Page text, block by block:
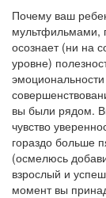
Почему ваш
мультфильмами,
осознает (ни на
уровне)
вы были рядом.
чувство
гораздо больше
(осмелюсь
взрослый и
момент вы